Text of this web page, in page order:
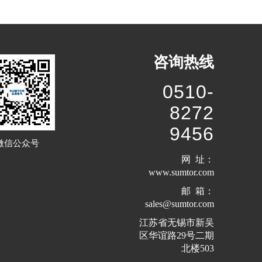
信公众号
咨询热线
0510-
8272
9456
网 址：
www.sumtor.com
邮 箱：
sales@sumtor.com
江苏省无锡市新吴
区华谊路29号二期
北楼503